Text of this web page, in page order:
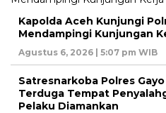
Kapolda Aceh Kunjungi
Mendampingi Kunjungan
Agustus 6, 2026 | 5:07 pm WIB
Satresnarkoba Polres
Terduga Tempat
Pelaku Diamankan